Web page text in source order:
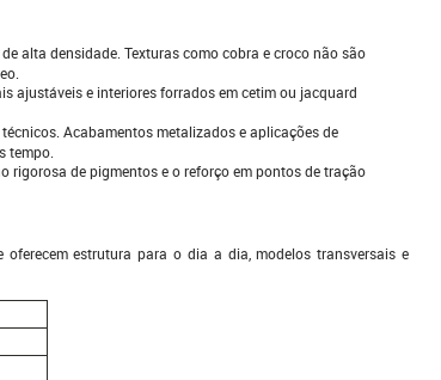
alta densidade. Texturas como cobra e croco não são
ajustáveis e interiores forrados em cetim ou jacquard
Acabamentos metalizados e aplicações de
tempo.
rigorosa de pigmentos e o reforço em pontos de tração
estrutura para o dia a dia, modelos transversais e